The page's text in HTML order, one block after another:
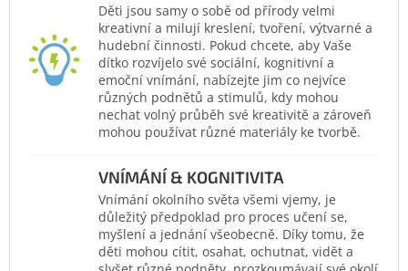
Děti jsou samy o sobě od přírody velmi
kreativní a milují kreslení, tvoření, výtvarné a
hudební činnosti. Pokud chcete, aby Vaše
dítko rozvíjelo své sociální, kognitivní a
emoční vnímání, nabízejte jim co nejvíce
různých podnětů a stimulů, kdy mohou
nechat volný průběh své kreativitě a zároveň
mohou používat různé materiály ke tvorbě.
VNÍMÁNÍ & KOGNITIVITA
Vnímání okolního světa všemi vjemy, je
důležitý předpoklad pro proces učení se,
myšlení a jednání všeobecně. Díky tomu, že
děti mohou cítit, osahat, ochutnat, vidět a